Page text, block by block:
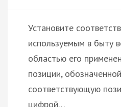
Установите
используемым в быту
областью его
позиции,
соответствующую
цифрой…